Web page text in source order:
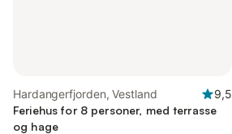
Hardangerfjorden, Vestland
9,5
Feriehus for 8 personer, med terrasse
og hage